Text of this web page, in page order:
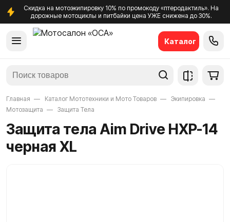
Скидка на мотоэкипировку 10% по промокоду «птеродактиль». На
дорожные мотоциклы и питбайки цена УЖЕ снижена до 30%.
Каталог
Главная Каталог Мототехники и Мото Товаров
Экипировка
Мотозащита
Защита Тела
Защита тела Aim Drive HXP-14
черная XL